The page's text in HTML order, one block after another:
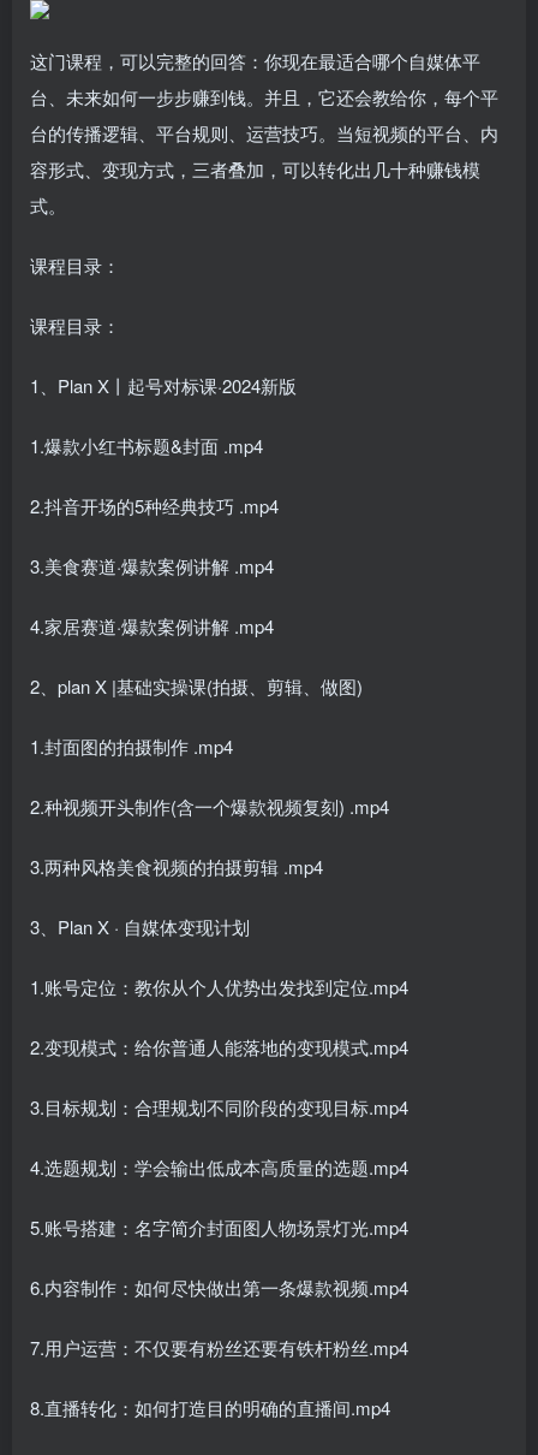
这门课程，可以完整的回答：你现在最适合哪个自媒体平
台、未来如何一步步赚到钱。并且，它还会教给你，每个平
台的传播逻辑、平台规则、运营技巧。当短视频的平台、内
容形式、变现方式，三者叠加，可以转化出几十种赚钱模
式。
课程目录：
课程目录：
1、Plan X丨起号对标课·2024新版
1.爆款小红书标题&封面 .mp4
2.抖音开场的5种经典技巧 .mp4
3.美食赛道·爆款案例讲解 .mp4
4.家居赛道·爆款案例讲解 .mp4
2、plan X |基础实操课(拍摄、剪辑、做图)
1.封面图的拍摄制作 .mp4
2.种视频开头制作(含一个爆款视频复刻) .mp4
3.两种风格美食视频的拍摄剪辑 .mp4
3、Plan X · 自媒体变现计划
1.账号定位：教你从个人优势出发找到定位.mp4
2.变现模式：给你普通人能落地的变现模式.mp4
3.目标规划：合理规划不同阶段的变现目标.mp4
4.选题规划：学会输出低成本高质量的选题.mp4
5.账号搭建：名字简介封面图人物场景灯光.mp4
6.内容制作：如何尽快做出第一条爆款视频.mp4
7.用户运营：不仅要有粉丝还要有铁杆粉丝.mp4
8.直播转化：如何打造目的明确的直播间.mp4